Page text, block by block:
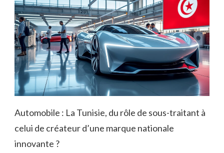
Automobile : La Tunisie, du rôle de sous-traitant à
celui de créateur d’une marque nationale
innovante ?